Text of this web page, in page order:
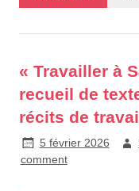
« Travailler à
recueil de
récits de
5 février 2026
comment